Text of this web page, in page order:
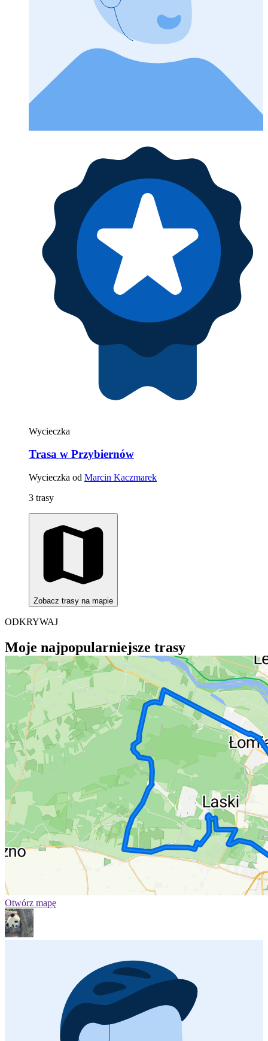
Wycieczka
Trasa w Przybiernów
Wycieczka od Marcin Kaczmarek
3 trasy
Zobacz trasy na mapie
ODKRYWAJ
Moje najpopularniejsze trasy
Otwórz mapę